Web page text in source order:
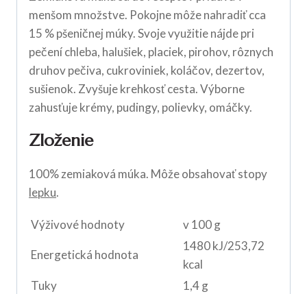
menšom množstve. Pokojne môže nahradiť cca
15 % pšeničnej múky. Svoje využitie nájde pri
pečení chleba, halušiek, placiek, pirohov, rôznych
druhov pečiva, cukroviniek, koláčov, dezertov,
sušienok. Zvyšuje krehkosť cesta. Výborne
zahusťuje krémy, pudingy, polievky, omáčky.
Zloženie
100% zemiaková múka. Môže obsahovať stopy
lepku.
Výživové hodnoty v 100 g
Energetická hodnota
1480 kJ/253,72
kcal
Tuky
1,4 g